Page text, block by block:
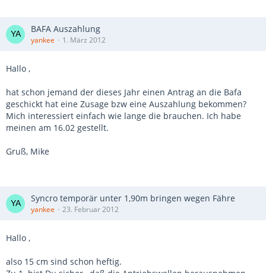
BAFA Auszahlung
yankee 1. März 2012
Hallo ,
hat schon jemand der dieses Jahr einen Antrag an die Bafa
geschickt hat eine Zusage bzw eine Auszahlung bekommen?
Mich interessiert einfach wie lange die brauchen. Ich habe
meinen am 16.02 gestellt.
Gruß, Mike
Syncro temporär unter 1,90m bringen wegen Fähre
yankee 23. Februar 2012
Hallo ,
also 15 cm sind schon heftig.